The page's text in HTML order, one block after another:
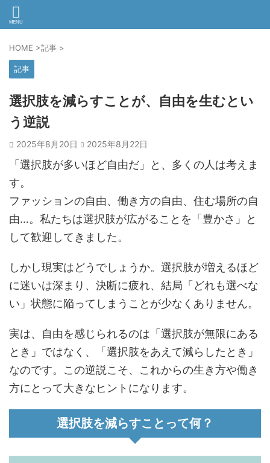
HOME >記事 >
記事
選択肢を減らすことが、自由を生むとい
う逆説
2025年8月20日 2025年8月22日
「選択肢が多いほど自由だ」と、多くの人は考えま
す。
ファッションの自由、働き方の自由、住む場所の自
由…。私たちは選択肢が広がることを「豊かさ」と
して歓迎してきました。
しかし現実はどうでしょうか。選択肢が増えるほど
に迷いは深まり、決断に疲れ、結局「どれも選べな
い」状態に陥ってしまうことが少なくありません。
実は、自由を感じられるのは「選択肢が無限にある
とき」ではなく、「選択肢をあえて減らしたとき」
なのです。この逆説こそ、これからの生き方や働き
方にとって大きなヒントになります。
選択肢を減らすことって何？